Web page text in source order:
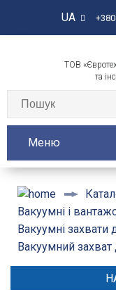
UA
ТОВ
та
Меню
Вакуумні і
Вакуумні захвати
Вакуумний